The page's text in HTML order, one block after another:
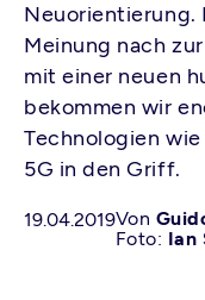
Neuorientierung.
Meinung nach
mit einer neuen
bekommen wir
Technologien
5G in den Griff.
19.04.2019Von
Foto: Ian